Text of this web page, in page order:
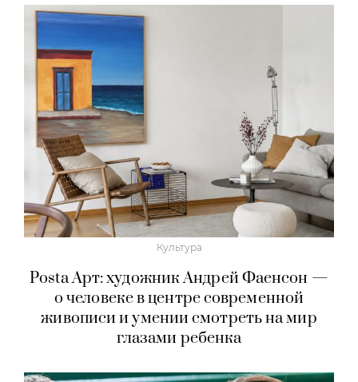
Культура
Posta Арт: художник Андрей Фаенсон —
о человеке в центре современной
живописи и умении смотреть на мир
глазами ребенка